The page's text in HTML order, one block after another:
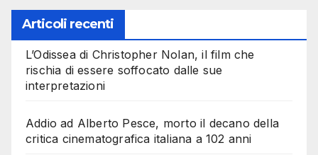
Articoli recenti
L’Odissea di Christopher Nolan, il film che
rischia di essere soffocato dalle sue
interpretazioni
Addio ad Alberto Pesce, morto il decano della
critica cinematografica italiana a 102 anni